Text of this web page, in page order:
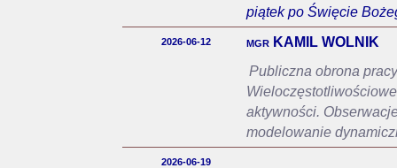
piątek po Święcie
2026-06-12
mgr KAMIL WOLNIK
Publiczna obrona
aktywności.
modelowanie
2026-06-19